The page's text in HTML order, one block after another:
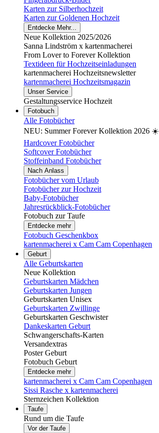
Karten zur Silberhochzeit
Karten zur Goldenen Hochzeit
Entdecke Mehr...
Neue Kollektion 2025/2026
Sanna Lindström x kartenmacherei
From Lover to Forever Kollektion
Textideen für Hochzeitseinladungen
kartenmacherei Hochzeitsnewsletter
kartenmacherei Hochzeitsmagazin
Unser Service
Gestaltungsservice Hochzeit
Fotobuch
Alle Fotobücher
NEU: Summer Forever Kollektion 2026 ☀️
Hardcover Fotobücher
Softcover Fotobücher
Stoffeinband Fotobücher
Nach Anlass
Fotobücher vom Urlaub
Fotobücher zur Hochzeit
Baby-Fotobücher
Jahresrückblick-Fotobücher
Fotobuch zur Taufe
Entdecke mehr
Fotobuch Geschenkbox
kartenmacherei x Cam Cam Copenhagen
Geburt
Alle Geburtskarten
Neue Kollektion
Geburtskarten Mädchen
Geburtskarten Jungen
Geburtskarten Unisex
Geburtskarten Zwillinge
Geburtskarten Geschwister
Dankeskarten Geburt
Schwangerschafts-Karten
Versandextras
Poster Geburt
Fotobuch Geburt
Entdecke mehr
kartenmacherei x Cam Cam Copenhagen
Sissi Rasche x kartenmacherei
Sternzeichen Kollektion
Taufe
Rund um die Taufe
Vor der Taufe